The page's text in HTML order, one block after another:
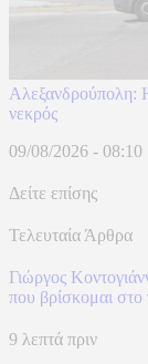
Αλεξανδρούπολη:
νεκρός
09/08/2026 - 08:10
Δείτε επίσης
Τελευταία Άρθρα
Γιώργος
που βρίσκομαι
9 λεπτά πριν